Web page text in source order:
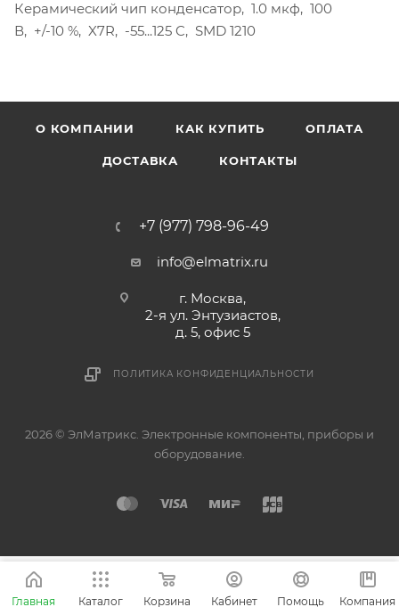
Керамический чип конденсатор, 1.0 мкф, 100
В, +/-10 %, X7R, -55...125 C, SMD 1210
О КОМПАНИИ КАК КУПИТЬ ОПЛАТА
ДОСТАВКА КОНТАКТЫ
+7 (977) 798-96-49
info@elmatrix.ru
г. Москва,
2-я ул. Энтузиастов,
д. 5, офис 5
ПОЛИТИКА КОНФИДЕНЦИАЛЬНОСТИ
2026 © ЭлМатрикс. Электронные компоненты, приборы и
оборудование.
Главная Каталог Корзина Кабинет Помощь Компания